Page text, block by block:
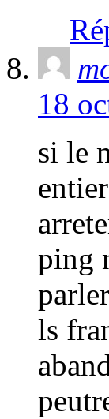
18
si le
ping
ls